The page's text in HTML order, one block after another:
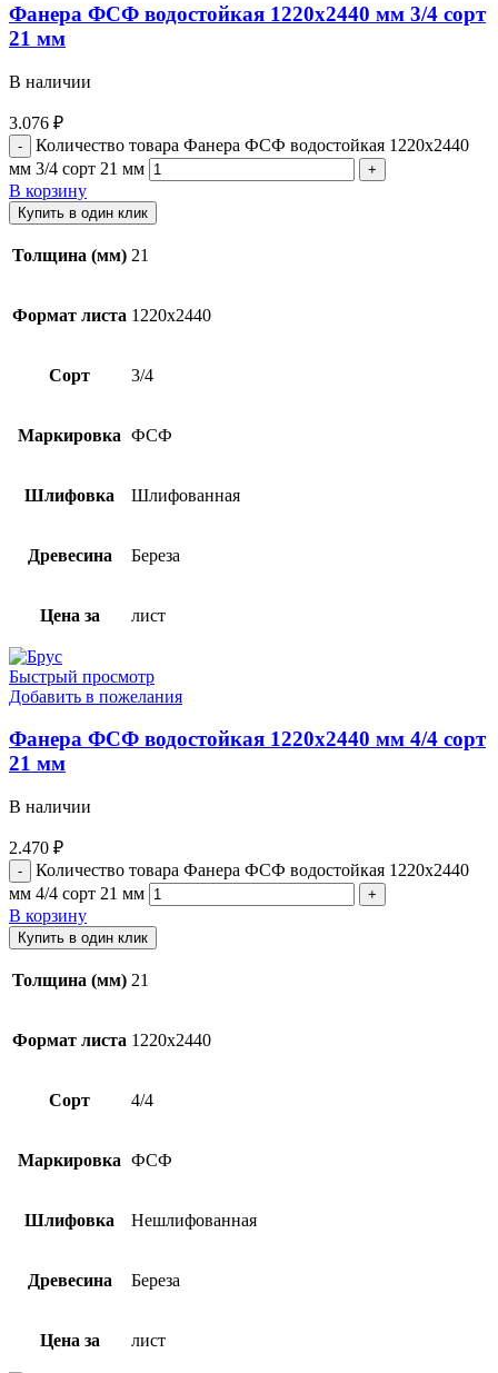
Фанера ФСФ водостойкая 1220х2440 мм 3/4 сорт
21 мм
В наличии
3.076 ₽
Количество товара Фанера ФСФ водостойкая 1220х2440
мм 3/4 сорт 21 мм
В корзину
Купить в один клик
Толщина (мм) 21
Формат листа 1220х2440
Сорт 3/4
Маркировка ФСФ
Шлифовка Шлифованная
Древесина Береза
Цена за лист
Быстрый просмотр
Добавить в пожелания
Фанера ФСФ водостойкая 1220х2440 мм 4/4 сорт
21 мм
В наличии
2.470 ₽
Количество товара Фанера ФСФ водостойкая 1220х2440
мм 4/4 сорт 21 мм
В корзину
Купить в один клик
Толщина (мм) 21
Формат листа 1220х2440
Сорт 4/4
Маркировка ФСФ
Шлифовка Нешлифованная
Древесина Береза
Цена за лист